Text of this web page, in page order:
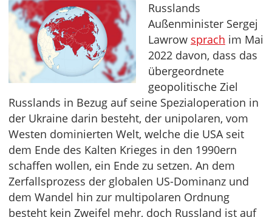
Russlands
Außenminister Sergej
Lawrow sprach im Mai
2022 davon, dass das
übergeordnete
geopolitische Ziel
Russlands in Bezug auf seine Spezialoperation in
der Ukraine darin besteht, der unipolaren, vom
Westen dominierten Welt, welche die USA seit
dem Ende des Kalten Krieges in den 1990ern
schaffen wollen, ein Ende zu setzen. An dem
Zerfallsprozess der globalen US-Dominanz und
dem Wandel hin zur multipolaren Ordnung
besteht kein Zweifel mehr, doch Russland ist auf